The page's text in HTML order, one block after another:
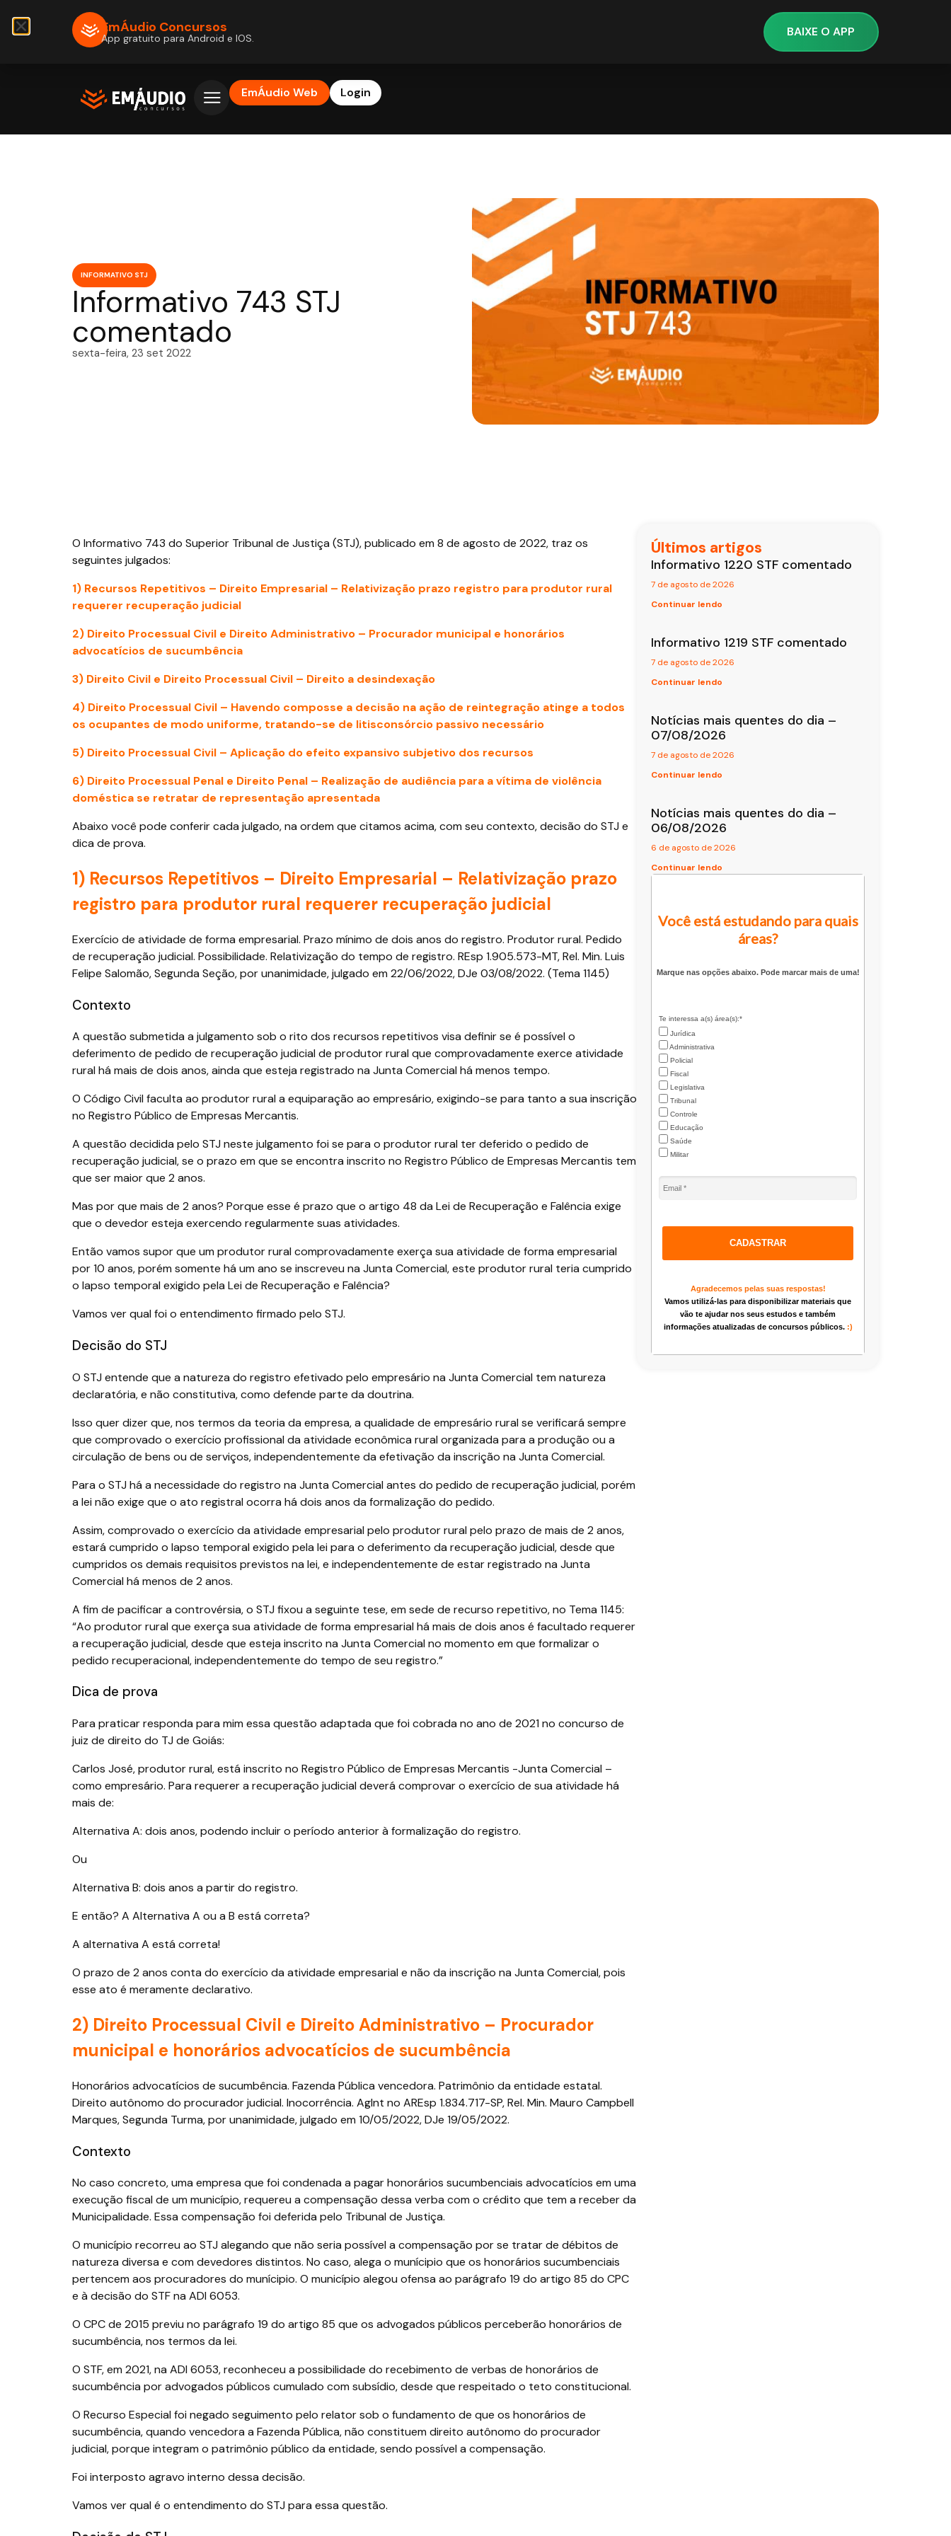
EmÁudio Web Login
INFORMATIVO STJ
Informativo 743 STJ
comentado
sexta-feira, 23 set 2022
O Informativo 743 do Superior Tribunal de Justiça (STJ), publicado em 8 de agosto de 2022, traz os
seguintes julgados:
1) Recursos Repetitivos – Direito Empresarial – Relativização prazo registro para produtor rural
requerer recuperação judicial
2) Direito Processual Civil e Direito Administrativo – Procurador municipal e honorários
advocatícios de sucumbência
3) Direito Civil e Direito Processual Civil – Direito a desindexação
4) Direito Processual Civil – Havendo composse a decisão na ação de reintegração atinge a todos
os ocupantes de modo uniforme, tratando-se de litisconsórcio passivo necessário
5) Direito Processual Civil – Aplicação do efeito expansivo subjetivo dos recursos
6) Direito Processual Penal e Direito Penal – Realização de audiência para a vítima de violência
doméstica se retratar de representação apresentada
Abaixo você pode conferir cada julgado, na ordem que citamos acima, com seu contexto, decisão do STJ e
dica de prova.
1) Recursos Repetitivos – Direito Empresarial – Relativização prazo
registro para produtor rural requerer recuperação judicial
Exercício de atividade de forma empresarial. Prazo mínimo de dois anos do registro. Produtor rural. Pedido
de recuperação judicial. Possibilidade. Relativização do tempo de registro. REsp 1.905.573-MT, Rel. Min. Luis
Felipe Salomão, Segunda Seção, por unanimidade, julgado em 22/06/2022, DJe 03/08/2022. (Tema 1145)
Contexto
A questão submetida a julgamento sob o rito dos recursos repetitivos visa definir se é possível o
deferimento de pedido de recuperação judicial de produtor rural que comprovadamente exerce atividade
rural há mais de dois anos, ainda que esteja registrado na Junta Comercial há menos tempo.
O Código Civil faculta ao produtor rural a equiparação ao empresário, exigindo-se para tanto a sua inscrição
no Registro Público de Empresas Mercantis.
A questão decidida pelo STJ neste julgamento foi se para o produtor rural ter deferido o pedido de
recuperação judicial, se o prazo em que se encontra inscrito no Registro Público de Empresas Mercantis tem
que ser maior que 2 anos.
Mas por que mais de 2 anos? Porque esse é prazo que o artigo 48 da Lei de Recuperação e Falência exige
que o devedor esteja exercendo regularmente suas atividades.
Então vamos supor que um produtor rural comprovadamente exerça sua atividade de forma empresarial
por 10 anos, porém somente há um ano se inscreveu na Junta Comercial, este produtor rural teria cumprido
o lapso temporal exigido pela Lei de Recuperação e Falência?
Vamos ver qual foi o entendimento firmado pelo STJ.
Decisão do STJ
O STJ entende que a natureza do registro efetivado pelo empresário na Junta Comercial tem natureza
declaratória, e não constitutiva, como defende parte da doutrina.
Isso quer dizer que, nos termos da teoria da empresa, a qualidade de empresário rural se verificará sempre
que comprovado o exercício profissional da atividade econômica rural organizada para a produção ou a
circulação de bens ou de serviços, independentemente da efetivação da inscrição na Junta Comercial.
Para o STJ há a necessidade do registro na Junta Comercial antes do pedido de recuperação judicial, porém
a lei não exige que o ato registral ocorra há dois anos da formalização do pedido.
Assim, comprovado o exercício da atividade empresarial pelo produtor rural pelo prazo de mais de 2 anos,
estará cumprido o lapso temporal exigido pela lei para o deferimento da recuperação judicial, desde que
cumpridos os demais requisitos previstos na lei, e independentemente de estar registrado na Junta
Comercial há menos de 2 anos.
A fim de pacificar a controvérsia, o STJ fixou a seguinte tese, em sede de recurso repetitivo, no Tema 1145:
“Ao produtor rural que exerça sua atividade de forma empresarial há mais de dois anos é facultado requerer
a recuperação judicial, desde que esteja inscrito na Junta Comercial no momento em que formalizar o
pedido recuperacional, independentemente do tempo de seu registro.”
Dica de prova
Para praticar responda para mim essa questão adaptada que foi cobrada no ano de 2021 no concurso de
juiz de direito do TJ de Goiás:
Carlos José, produtor rural, está inscrito no Registro Público de Empresas Mercantis -Junta Comercial –
como empresário. Para requerer a recuperação judicial deverá comprovar o exercício de sua atividade há
mais de:
Alternativa A: dois anos, podendo incluir o período anterior à formalização do registro.
Ou
Alternativa B: dois anos a partir do registro.
E então? A Alternativa A ou a B está correta?
A alternativa A está correta!
O prazo de 2 anos conta do exercício da atividade empresarial e não da inscrição na Junta Comercial, pois
esse ato é meramente declarativo.
2) Direito Processual Civil e Direito Administrativo – Procurador
municipal e honorários advocatícios de sucumbência
Honorários advocatícios de sucumbência. Fazenda Pública vencedora. Patrimônio da entidade estatal.
Direito autônomo do procurador judicial. Inocorrência. AgInt no AREsp 1.834.717-SP, Rel. Min. Mauro Campbell
Marques, Segunda Turma, por unanimidade, julgado em 10/05/2022, DJe 19/05/2022.
Contexto
No caso concreto, uma empresa que foi condenada a pagar honorários sucumbenciais advocatícios em uma
execução fiscal de um município, requereu a compensação dessa verba com o crédito que tem a receber da
Municipalidade. Essa compensação foi deferida pelo Tribunal de Justiça.
O município recorreu ao STJ alegando que não seria possível a compensação por se tratar de débitos de
natureza diversa e com devedores distintos. No caso, alega o munícipio que os honorários sucumbenciais
pertencem aos procuradores do munícipio. O município alegou ofensa ao parágrafo 19 do artigo 85 do CPC
e à decisão do STF na ADI 6053.
O CPC de 2015 previu no parágrafo 19 do artigo 85 que os advogados públicos perceberão honorários de
sucumbência, nos termos da lei.
O STF, em 2021, na ADI 6053, reconheceu a possibilidade do recebimento de verbas de honorários de
sucumbência por advogados públicos cumulado com subsídio, desde que respeitado o teto constitucional.
O Recurso Especial foi negado seguimento pelo relator sob o fundamento de que os honorários de
sucumbência, quando vencedora a Fazenda Pública, não constituem direito autônomo do procurador
judicial, porque integram o patrimônio público da entidade, sendo possível a compensação.
Foi interposto agravo interno dessa decisão.
Vamos ver qual é o entendimento do STJ para essa questão.
Últimos artigos
Informativo 1220 STF comentado
7 de agosto de 2026
Continuar lendo
Informativo 1219 STF comentado
7 de agosto de 2026
Continuar lendo
Notícias mais quentes do dia –
07/08/2026
7 de agosto de 2026
Continuar lendo
Notícias mais quentes do dia –
06/08/2026
6 de agosto de 2026
Continuar lendo
Você está estudando para quais
áreas?
Marque nas opções abaixo. Pode marcar mais de uma!
Te interessa a(s) área(s):*
Jurídica
Administrativa
Policial
Fiscal
Legislativa
Tribunal
Controle
Educação
Saúde
Militar
CADASTRAR
Agradecemos pelas suas respostas!
Vamos utilizá-las para disponibilizar materiais que
vão te ajudar nos seus estudos e também
informações atualizadas de concursos públicos. :)
EmÁudio Concursos
App gratuito para Android e IOS. BAIXE O APP